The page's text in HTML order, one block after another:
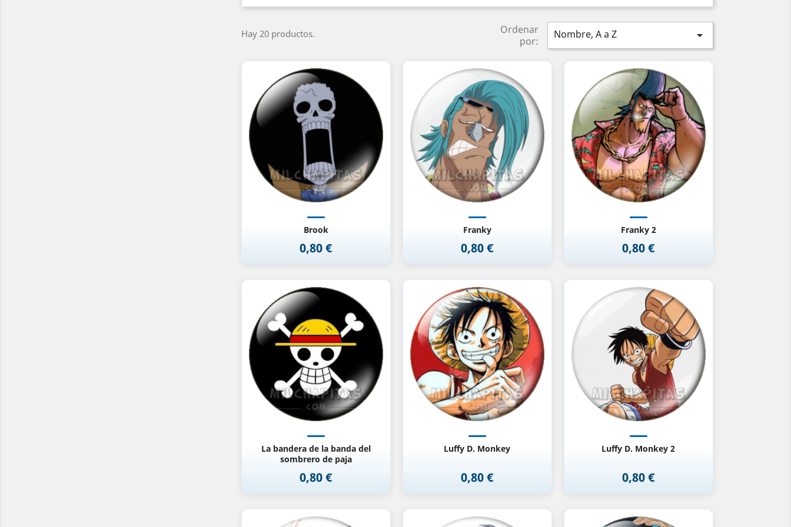
Hay 20 productos.
Ordenar
por:
Nombre, A a Z 
Brook
Precio
0,80 €
 Vista rápida
Franky
Precio
0,80 €
Vista rápida
Franky 2
Precio
0,80 €
Vista rápida
La bandera de la banda del
sombrero de paja
Precio
0,80 €
Vista rápida
Luffy D. Monkey
Precio
0,80 €
Vista rápida
Luffy D. Monkey 2
Precio
0,80 €
Vista rápida